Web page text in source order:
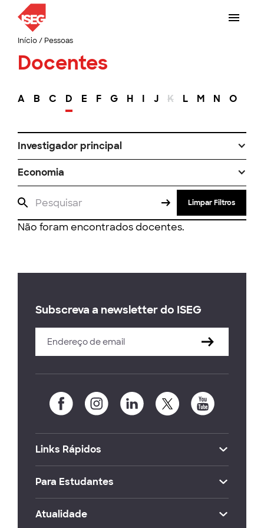
Início/ Pessoas
Docentes
A B C D E F G H I J K L M N O
Investigador principal
Economia
Limpar Filtros
Não foram encontrados docentes.
Subscreva a newsletter do ISEG
Links Rápidos
Para Estudantes
Atualidade